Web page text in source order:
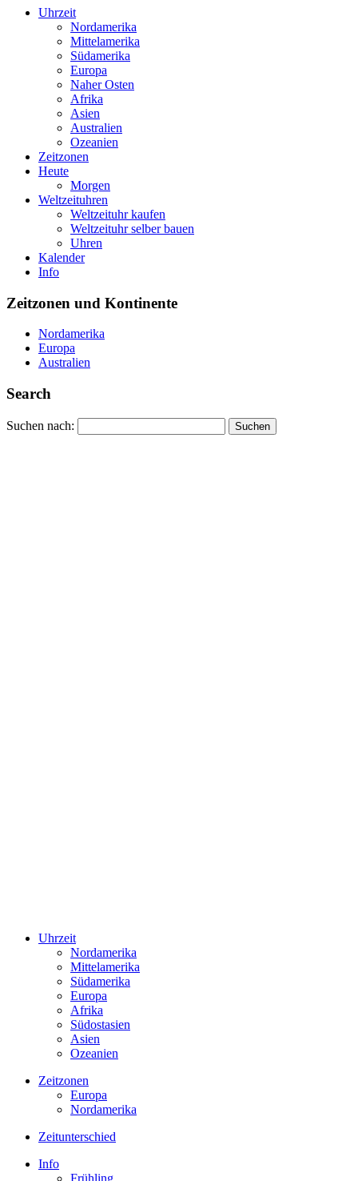
Uhrzeit
Nordamerika
Mittelamerika
Südamerika
Europa
Naher Osten
Afrika
Asien
Australien
Ozeanien
Zeitzonen
Heute
Morgen
Weltzeituhren
Weltzeituhr kaufen
Weltzeituhr selber bauen
Uhren
Kalender
Info
Zeitzonen und Kontinente
Nordamerika
Europa
Australien
Search
Suchen nach:
Uhrzeit
Nordamerika
Mittelamerika
Südamerika
Europa
Afrika
Südostasien
Asien
Ozeanien
Zeitzonen
Europa
Nordamerika
Zeitunterschied
Info
Frühling